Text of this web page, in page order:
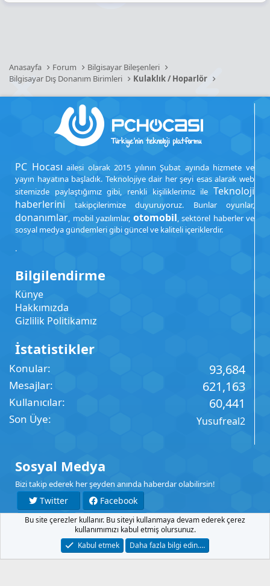
Anasayfa Forum
Bilgisayar Bileşenleri
Bilgisayar Dış Donanım Birimleri
Kulaklık / Hoparlör
PC Hocası ailesi olarak 2015 yılının Şubat ayında hizmete ve
yayın hayatına başladık. Teknolojiye dair her şeyi esas alarak web
sitemizde paylaştığımız gibi, renkli kişiliklerimiz ile Teknoloji
haberlerini takipçilerimize duyuruyoruz. Bunlar oyunlar,
donanımlar, mobil yazılımlar, otomobil, sektörel haberler ve
sosyal medya gündemleri gibi güncel ve kaliteli içeriklerdir.
.
Bilgilendirme
Künye
Hakkımızda
Gizlilik Politikamız
İstatistikler
Konular 93,684
Mesajlar 621,163
Kullanıcılar 60,441
Son Üye Yusufreal2
Sosyal Medya
Bizi takip ederek her şeyden anında haberdar olabilirsin!
Twitter
Facebook
YouTube
Instagram
Şartlar Gizlilik Yardım Anasayfa
R
Bu site çerezler kullanır. Bu siteyi kullanmaya devam ederek çerez
kullanımımızı kabul etmiş olursunuz.
Kabul etmek
Daha fazla bilgi edin.…